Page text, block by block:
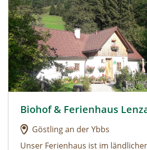
Urlaub am Bauernhof: Biohof &
Biohof & Ferienhaus
Göstling an der Ybbs
Unser Ferienhaus ist im